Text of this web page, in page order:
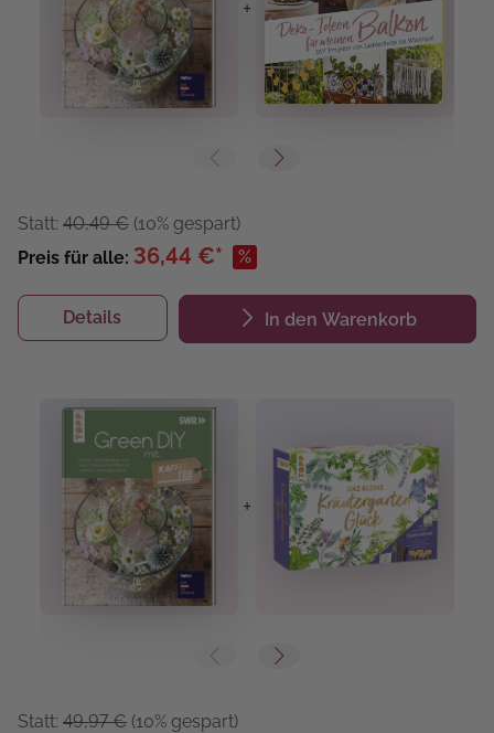
+
Statt: 40,49 € (10% gespart)
Preis für alle: 36,44 €* %
Details In den Warenkorb
+
Statt: 49,97 € (10% gespart)